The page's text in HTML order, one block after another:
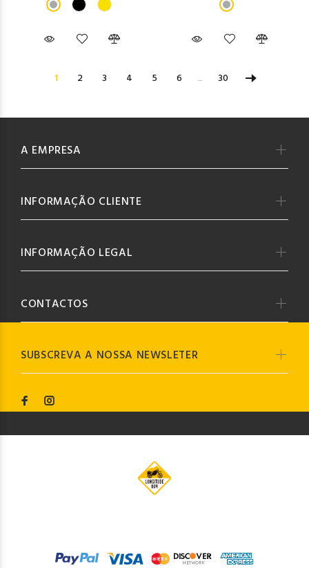
1 2 3 4 5 6 ... 30
SUBSCREVA A NOSSA NEWSLETER
A EMPRESA
INFORMAÇÃO CLIENTE
INFORMAÇÃO LEGAL
CONTACTOS